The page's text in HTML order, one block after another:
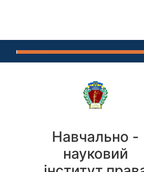
Навчально -
науковий